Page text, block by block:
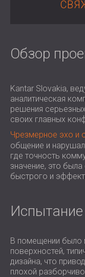
РЕШЕНИЯ
SOUND
FOR
USA (US)
SOUTH
Обзор
Kantar Slovakia,
аналитическая
решения
своих главных
Чрезмерное эхо и
общение и
где точность
значение, это
быстрого и
Испытание
В помещении было
поверхностей,
дизайна, что
плохой